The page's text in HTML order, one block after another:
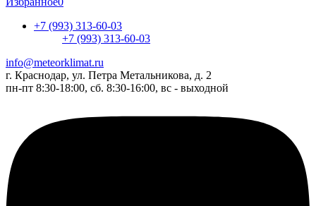
+7 (993) 313-60-03
+7 (993) 313-60-03
info@meteorklimat.ru
г. Краснодар, ул. Петра Метальникова, д. 2
пн-пт 8:30-18:00, сб. 8:30-16:00, вс - выходной